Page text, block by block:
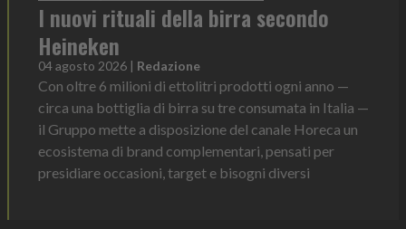
I nuovi rituali della birra secondo
Heineken
04 agosto 2026 | Redazione
Con oltre 6 milioni di ettolitri prodotti ogni anno —
circa una bottiglia di birra su tre consumata in Italia —
il Gruppo mette a disposizione del canale Horeca un
ecosistema di brand complementari, pensati per
presidiare occasioni, target e bisogni diversi